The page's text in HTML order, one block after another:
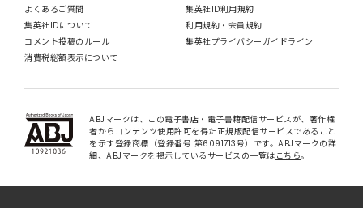
よくあるご質問
集英社ID利用規約
集英社IDについて
利用規約・会員規約
コメント投稿のルール
集英社プライバシーガイドライン
消費税総額表示について
ABJマークは、この電子書店・電子書籍配信サービスが、著作権
者からコンテンツ使用許可を得た正規版配信サービスであること
を示す登録商標（登録番号 第6091713号）です。ABJマークの詳
細、ABJマークを掲示しているサービスの一覧は こちら。